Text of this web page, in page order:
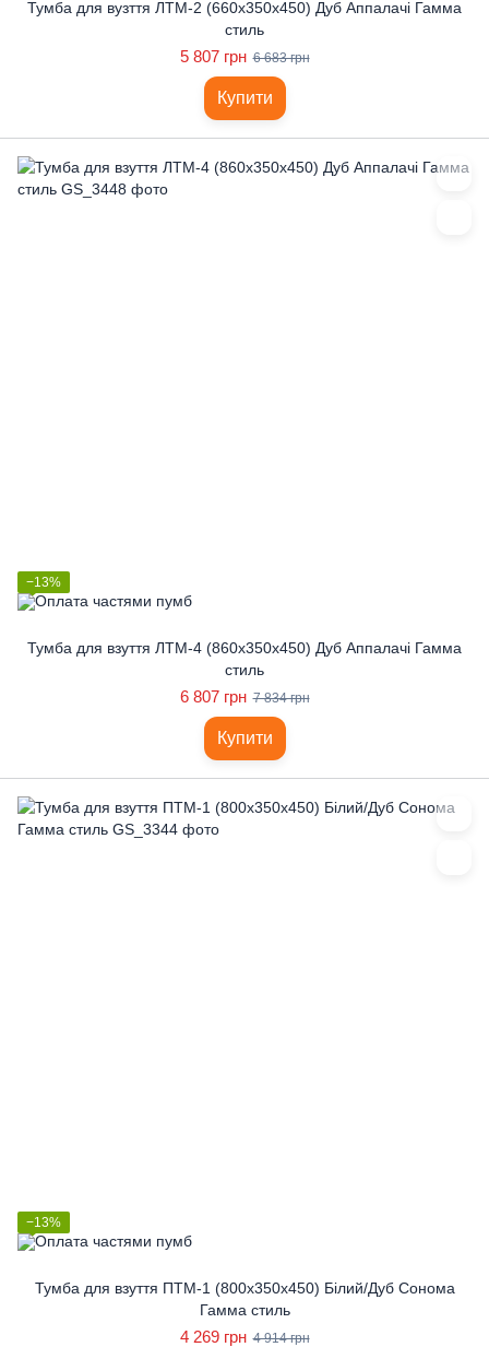
Тумба для вузття ЛТМ-2 (660x350x450) Дуб Аппалачі Гамма
стиль
5 807 грн 6 683 грн
Купити
−13%
Тумба для взуття ЛТМ-4 (860x350x450) Дуб Аппалачі Гамма
стиль
6 807 грн 7 834 грн
Купити
−13%
Тумба для взуття ПТМ-1 (800x350x450) Білий/Дуб Сонома
Гамма стиль
4 269 грн 4 914 грн